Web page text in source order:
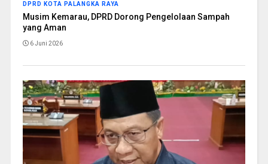
DPRD KOTA PALANGKA RAYA
Musim Kemarau, DPRD Dorong Pengelolaan Sampah
yang Aman
6 Juni 2026